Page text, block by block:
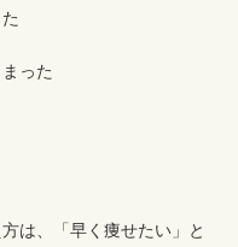
った
は、「早く痩せたい」と